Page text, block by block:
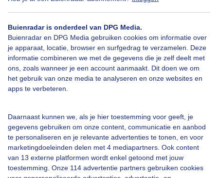
Buienradar is onderdeel van DPG Media.
Buienradar en DPG Media gebruiken cookies om informatie over
je apparaat, locatie, browser en surfgedrag te verzamelen. Deze
informatie combineren we met de gegevens die je zelf deelt met
ons, zoals wanneer je een account aanmaakt. Dit doen we om
het gebruik van onze media te analyseren en onze websites en
apps te verbeteren.
Daarnaast kunnen we, als je hier toestemming voor geeft, je
gegevens gebruiken om onze content, communicatie en aanbod
te personaliseren en je relevante advertenties te tonen, en voor
marketingdoeleinden delen met 4 mediapartners. Ook content
van 13 externe platformen wordt enkel getoond met jouw
toestemming. Onze 114 advertentie partners gebruiken cookies
Bekijk slideshow